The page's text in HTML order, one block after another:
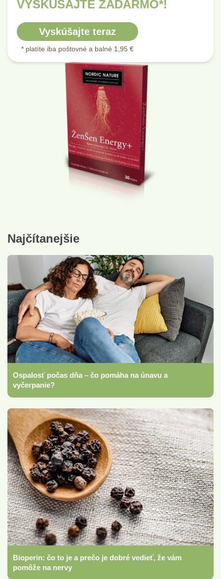
VYSKÚŠAJTE ZADARMO*!
Vyskúšajte teraz
* platíte iba poštovné a balné 1,95 €
Najčítanejšie
Ospalosť počas dňa – čo pomáha na únavu a
vyčerpanie?
Bioperin: čo to je a prečo je dobré vedieť, že vám
pomôže na nervy